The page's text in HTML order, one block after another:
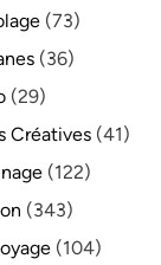
(73)
(36)
(29)
Créatives (41)
(122)
(343)
(104)